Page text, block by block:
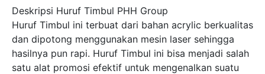
Deskripsi Huruf Timbul PHH Group
Huruf Timbul ini terbuat dari bahan acrylic berkualitas
dan dipotong menggunakan mesin laser sehingga
hasilnya pun rapi. Huruf Timbul ini bisa menjadi salah
satu alat promosi efektif untuk mengenalkan suatu